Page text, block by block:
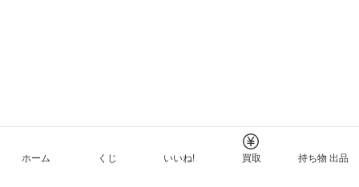
ホーム くじ いいね! 買取 持ち物 出品